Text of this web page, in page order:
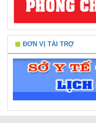
ĐƠN VỊ TÀI TRỢ